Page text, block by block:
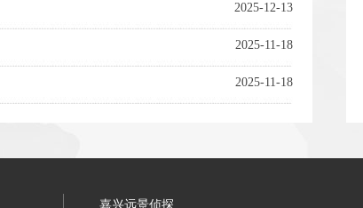
2025-12-13
2025-11-18
2025-11-18
嘉兴远景侦探